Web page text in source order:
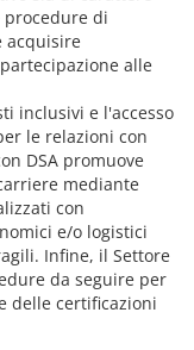
procedure di
acquisire
alle
inclusivi e l'accesso
le relazioni con
DSA promuove
mediante
con
e/o logistici
Infine, il Settore
da seguire per
delle certificazioni